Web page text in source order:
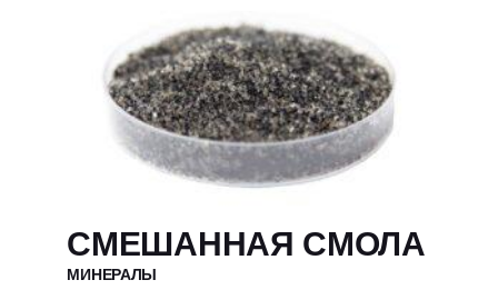
СМЕШАННАЯ СМОЛА
МИНЕРАЛЫ